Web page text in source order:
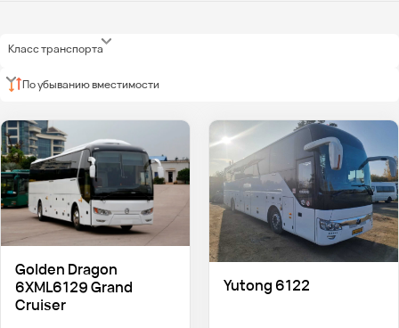
Класс транспорта
По убыванию вместимости
Golden Dragon
6XML6129 Grand
Cruiser
Yutong 6122